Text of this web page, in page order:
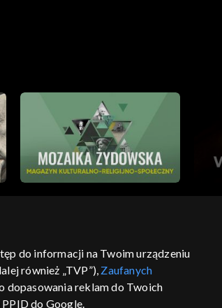
usług
do informacji na Twoim urządzeniu
również „TVP”), Zaufanych
dopasowania reklam do Twoich
do Google.